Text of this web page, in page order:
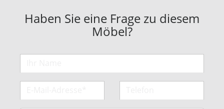
Haben Sie eine Frage zu diesem
Möbel?